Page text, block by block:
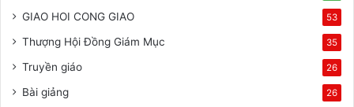
GIAO HOI CONG GIAO 53
Thượng Hội Đồng Giám Mục 35
Truyền giáo 26
Bài giảng 26